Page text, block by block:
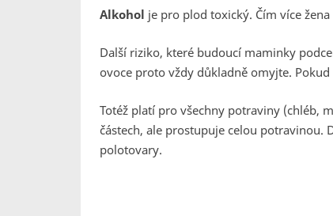
Alkohol je pro plod toxický. Čím více
Další riziko, které budoucí maminky
ovoce proto vždy důkladně omyjte.
Totéž platí pro všechny potraviny (chléb,
částech, ale prostupuje celou potravinou.
polotovary.